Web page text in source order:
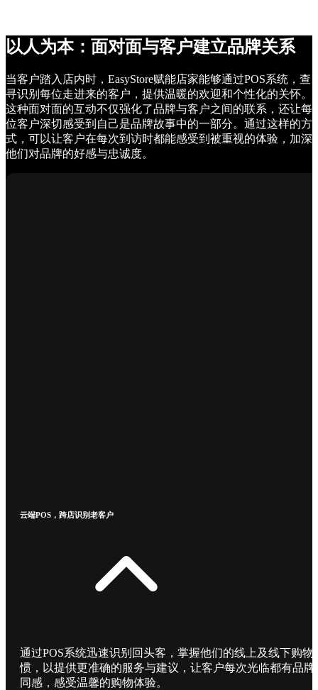
以人为本：面对面与客户建立品牌关系
当客户踏入店内时，EasyStore赋能店家能够通过POS系统，查
寻识别每位走进来的客户，提供温暖的欢迎和个性化的关怀。
这种面对面的互动不仅强化了品牌与客户之间的联系，还让每
位客户深切感受到自己是品牌故事中的一部分。通过这样的方
式，可以让客户在每次到访时都能感受到被重视的体验，加深
他们对品牌的好感与忠诚度。
云端POS，跨店识别老客户
通过POS系统迅速识别回头客，掌握他们的线上及线下购物
惯，以提供更准确的服务与建议，让客户每次光临都有品牌
同感，感受温馨的购物体验。